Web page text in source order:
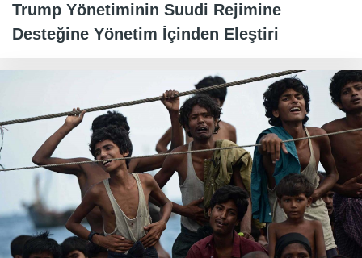
Trump Yönetiminin Suudi Rejimine
Desteğine Yönetim İçinden Eleştiri